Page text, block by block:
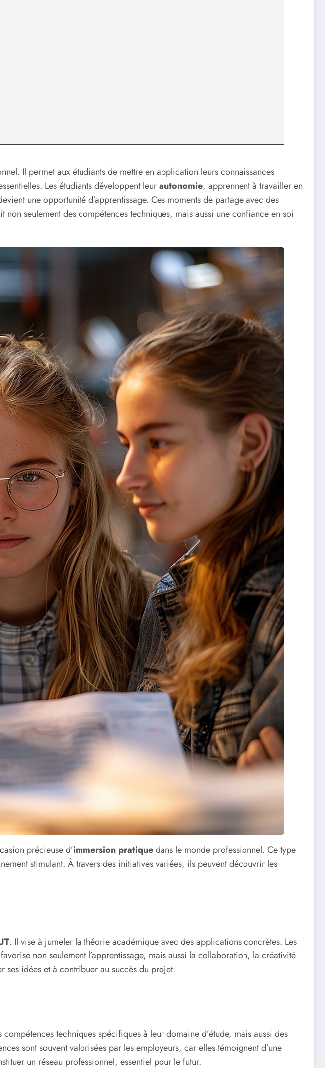
Il permet aux étudiants de mettre en application leurs connaissances
Les étudiants développent leurautonomie, apprennent à travailler en
une opportunité d’apprentissage. Ces moments de partage avec des
non seulement des compétences techniques, mais aussi une confiance en soi
précieuse d’immersion pratiquedans le monde professionnel. Ce type
stimulant. À travers des initiatives variées, ils peuvent découvrir les
. Il vise à jumeler la théorie académique avec des applications concrètes. Les
non seulement l’apprentissage, mais aussi la collaboration, la créativité
ses idées et à contribuer au succès du projet.
techniques spécifiques à leur domaine d’étude, mais aussi des
sont souvent valorisées par les employeurs, car elles témoignent d’une
un réseau professionnel, essentiel pour le futur.